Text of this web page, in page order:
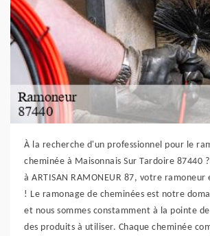
À la recherche d'un professionnel pour le
cheminée à Maisonnais Sur Tardoire 87440
à ARTISAN RAMONEUR 87, votre
! Le ramonage de cheminées est notre
et nous sommes constamment à la pointe
des produits à utiliser. Chaque cheminée